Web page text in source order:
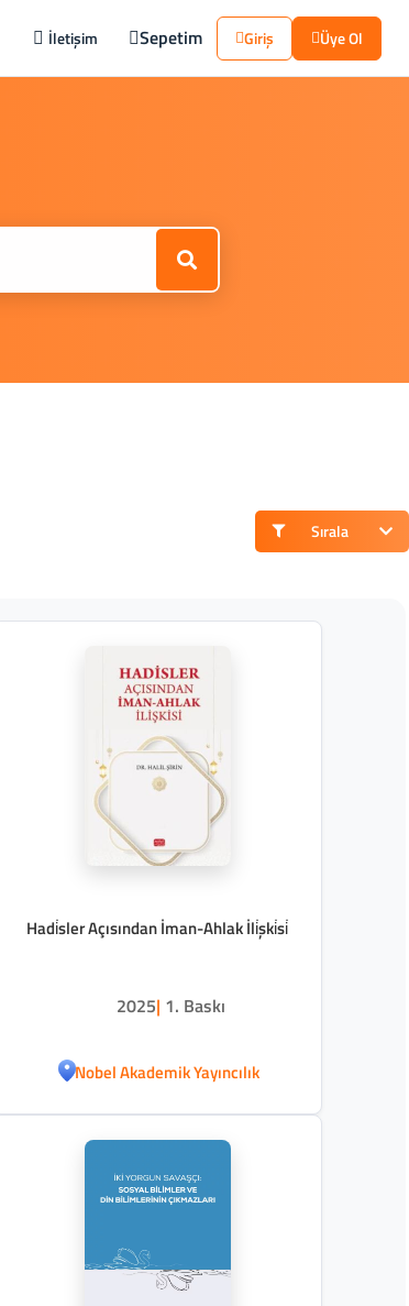
İletişim Sepetim Giriş Üye Ol
Sırala
Hadi̇sler Açısından İman-Ahlak İli̇şki̇si̇
2025| 1. Baskı
Nobel Akademik Yayıncılık